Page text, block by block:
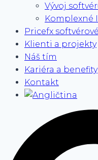
Vývoj
Komplexné
Pricefx
Klienti a projekty
Náš tím
Kariéra a benefity
Kontakt